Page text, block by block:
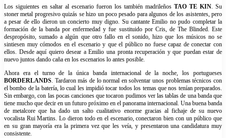
Los siguientes en saltar al escenario fueron los también madrileños TAO TE KIN. Su
stoner metal progresivo quizás se hizo un poco pesado para algunos de los asistentes, pero
a pesar de ello dieron un concierto muy digno. Su cantante Emilio no pudo completar la
formación de la banda por enfermedad y fue sustituido por Cris, de The Blinded. Este
despropósito, sumado a algún que otro fallo en el sonido, hizo que los músicos no se
sintiesen muy cómodos en el escenario y que el público no fuese capaz de conectar con
ellos. Desde aquí quiero desear a Emilio una pronta recuperación y que puedan estar de
nuevo juntos dando caña en los escenarios lo antes posible.
Ahora era el turno de la única banda internacional de la noche, los portugueses
BORDERLANDS. Tardaron más de lo normal en solventar unos problemas técnicos con
el bombo de la batería, lo cual les impidió tocar todos los temas que nos tenían preparados.
Sin embargo, con las pocas canciones que tocaron pudimos ver las tablas de una banda que
tiene mucho que decir en un futuro próximo en el panorama internacional. Una buena banda
de metalcore que ha dado un salto cualitativo enorme gracias al fichaje de su nuevo
vocalista Rui Martins. Lo dieron todo en el escenario, conectaron bien con un público que
en su gran mayoría era la primera vez que les veía, y presentaron una candidatura muy
consistente.